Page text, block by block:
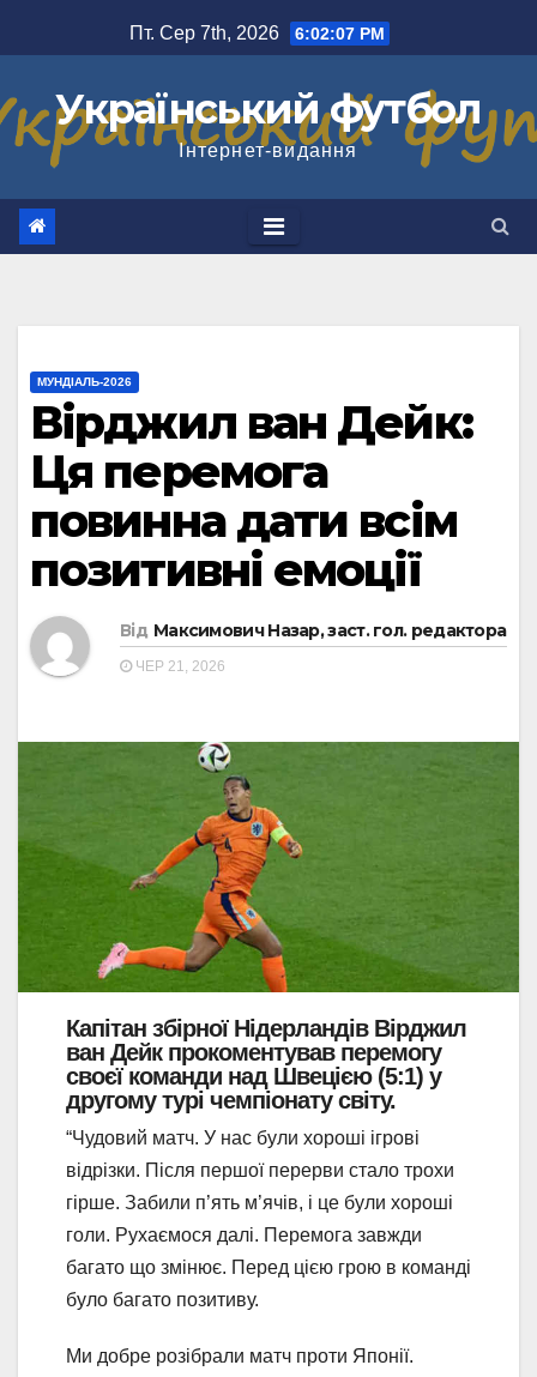
до
Пт. Сер 7th, 2026 6:02:08 PM
Український футбол
Інтернет-видання
МУНДІАЛЬ-2026
Вірджил ван Дейк:
Ця перемога
повинна дати всім
позитивні емоції
Від Максимович Назар, заст. гол. редактора
ЧЕР 21, 2026
Капітан збірної Нідерландів Вірджил
ван Дейк прокоментував перемогу
своєї команди над Швецією (5:1) у
другому турі чемпіонату світу.
“Чудовий матч. У нас були хороші ігрові
відрізки. Після першої перерви стало трохи
гірше. Забили п’ять м’ячів, і це були хороші
голи. Рухаємося далі. Перемога завжди
багато що змінює. Перед цією грою в команді
було багато позитиву.
Ми добре розібрали матч проти Японії.